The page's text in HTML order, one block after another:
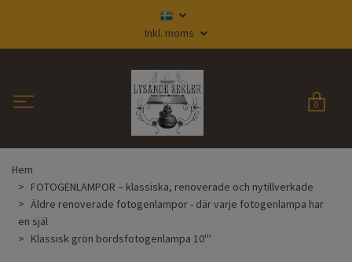
Inkl. moms
0
Hem
FOTOGENLAMPOR – klassiska, renoverade och nytillverkade
Äldre renoverade fotogenlampor - där varje fotogenlampa har
en själ
Klassisk grön bordsfotogenlampa 10'''